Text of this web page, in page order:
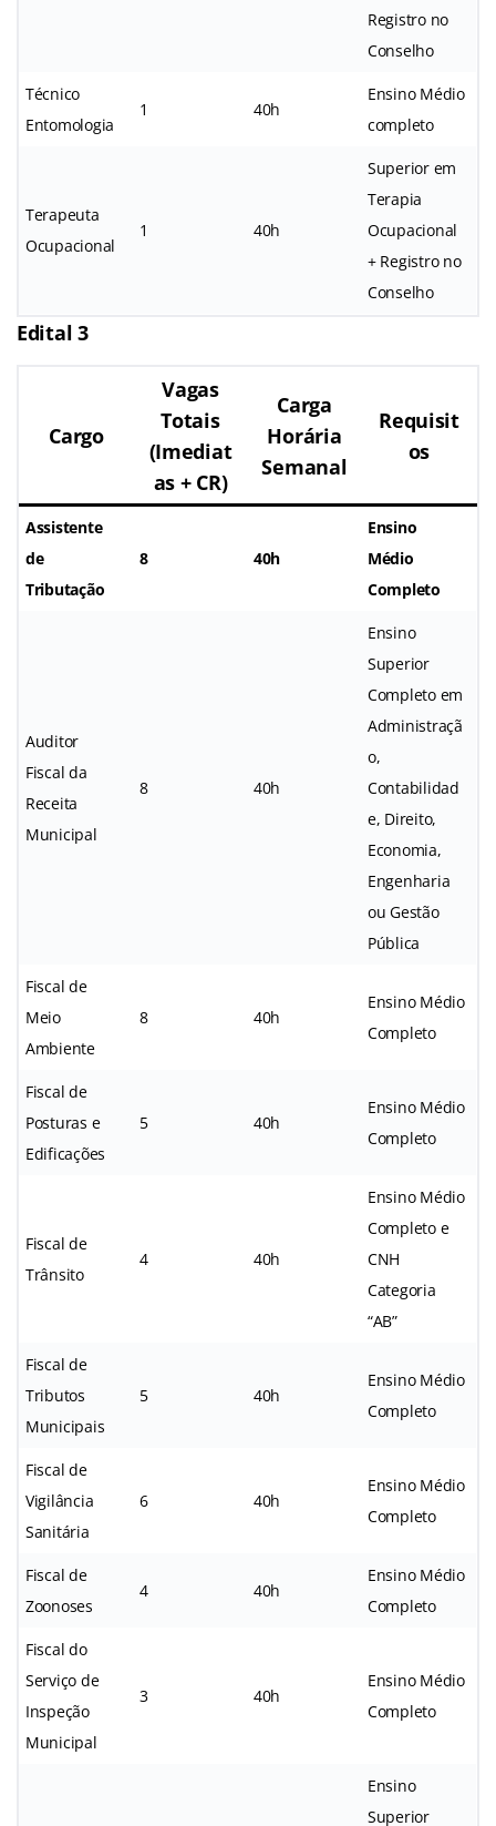
Registro no
Conselho
Técnico
Entomologia
1 40h
Ensino Médio
completo
Terapeuta
Ocupacional
1 40h
Superior em
Terapia
Ocupacional
+ Registro no
Conselho
Edital 3
Cargo
Vagas
Totais
(Imediat
as + CR)
Carga
Horária
Semanal
Requisit
os
Assistente
de
Tributação
8 40h
Ensino
Médio
Completo
Auditor
Fiscal da
Receita
Municipal
8 40h
Ensino
Superior
Completo em
Administraçã
o,
Contabilidad
e, Direito,
Economia,
Engenharia
ou Gestão
Pública
Fiscal de
Meio
Ambiente
8 40h
Ensino Médio
Completo
Fiscal de
Posturas e
Edificações
5 40h
Ensino Médio
Completo
Fiscal de
Trânsito
4 40h
Ensino Médio
Completo e
CNH
Categoria
“AB”
Fiscal de
Tributos
Municipais
5 40h
Ensino Médio
Completo
Fiscal de
Vigilância
Sanitária
6 40h
Ensino Médio
Completo
Fiscal de
Zoonoses
4 40h
Ensino Médio
Completo
Fiscal do
Serviço de
Inspeção
Municipal
3 40h
Ensino Médio
Completo
Ensino
Superior